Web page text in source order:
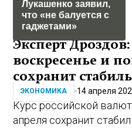
Лукашенко заявил,
что «не балуется с
гаджетами»
Эксперт
воскресенье и
сохранит
ЭКОНОМИКА 14 апреля
Курс российской
апреля сохранит